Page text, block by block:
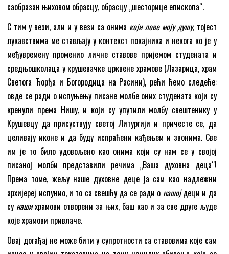
саобразан њиховом обрасцу, обрасцу „шесторице епископа“.
С тим у вези, али и у вези са онима који лове моју душу, тојест
лукавствима ме стављају у контекст покајника и некога ко је у
међувремену променио личне ставове пријемом студената и
средњошколаца у крушевачке црквене храмове (Лазарица, храм
Светога Ђорђа и Богородица на Расини), рећи ћемо следеће:
овде се ради о испуњењу писане молбе оних студената који су
кренули према Нишу, и који су упутили молбу свештенику у
Крушевцу да присуствују светој Литургији и причесте се, да
целивају иконе и да буду испраћени кађењем и звонима. Све
им је то било удовољено као онима који су нам се у својој
писаној молби представили речима „Ваша духовна деца“!
Према томе, жељу наше духовне деце ја сам као надлежни
архијереј испунио, и то са свешћу да се ради о нашојдеци и да
су нашихрамови отворени за њих, баш као и за све друге људе
које храмови привлаче.
Овај догађај не може бити у супротности са ставовима које сам